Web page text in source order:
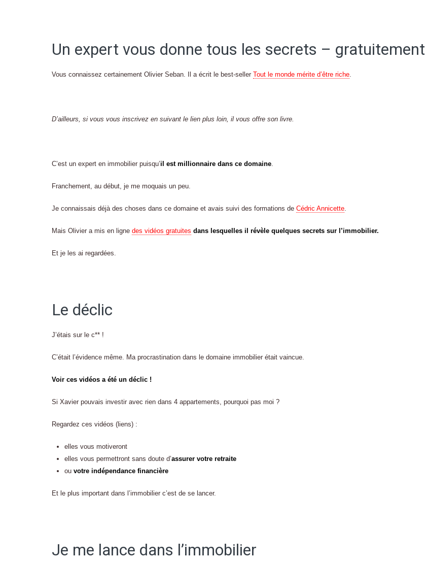
Un expert vous donne tous les secrets – gratuitement
Vous connaissez certainement Olivier Seban. Il a écrit le best-seller Tout le monde mérite d’être riche.
D’ailleurs, si vous vous inscrivez en suivant le lien plus loin, il vous offre son livre.
C’est un expert en immobilier puisqu’il est millionnaire dans ce domaine.
Franchement, au début, je me moquais un peu.
Je connaissais déjà des choses dans ce domaine et avais suivi des formations de Cédric Annicette.
Mais Olivier a mis en ligne des vidéos gratuites dans lesquelles il révèle quelques secrets sur l’immobilier.
Et je les ai regardées.
Le déclic
J’étais sur le c** !
C’était l’évidence même. Ma procrastination dans le domaine immobilier était vaincue.
Voir ces vidéos a été un déclic !
Si Xavier pouvais investir avec rien dans 4 appartements, pourquoi pas moi ?
Regardez ces vidéos (liens) :
elles vous motiveront
elles vous permettront sans doute d’assurer votre retraite
ou votre indépendance financière
Et le plus important dans l’immobilier c’est de se lancer.
Je me lance dans l’immobilier